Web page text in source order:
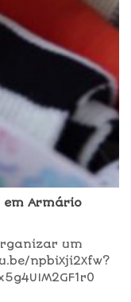
em Armário
um
npbiXji2Xfw?